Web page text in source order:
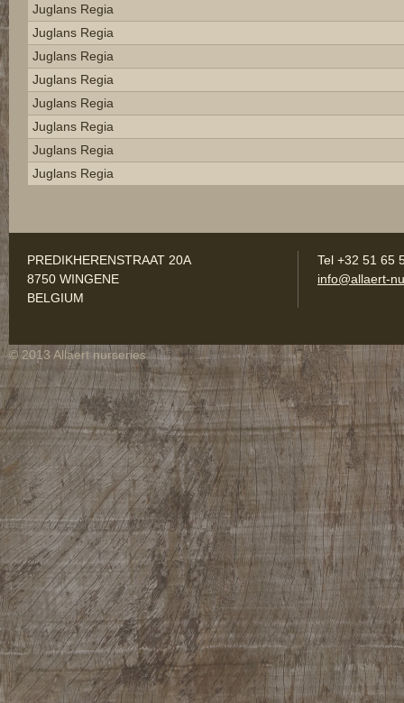
Juglans Regia
Juglans Regia
Juglans Regia
Juglans Regia
Juglans Regia
Juglans Regia
Juglans Regia
Juglans Regia
PREDIKHERENSTRAAT 20A
8750 WINGENE
BELGIUM
Tel +32 51 65
info@allaert-
© 2013 Allaert nurseries